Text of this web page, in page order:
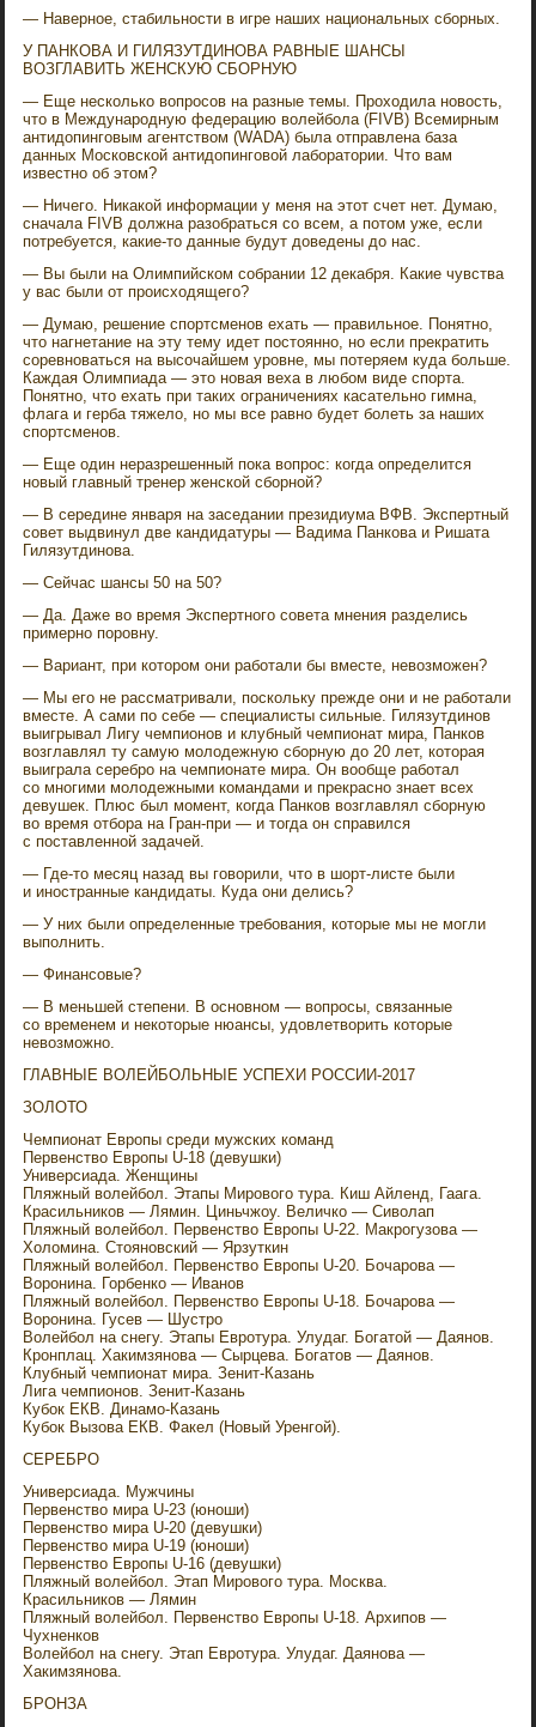
— Наверное, стабильности в игре наших национальных сборных.
У ПАНКОВА И ГИЛЯЗУТДИНОВА РАВНЫЕ ШАНСЫ
ВОЗГЛАВИТЬ ЖЕНСКУЮ СБОРНУЮ
— Еще несколько вопросов на разные темы. Проходила новость,
что в Международную федерацию волейбола (FIVB) Всемирным
антидопинговым агентством (WADA) была отправлена база
данных Московской антидопинговой лаборатории. Что вам
известно об этом?
— Ничего. Никакой информации у меня на этот счет нет. Думаю,
сначала FIVB должна разобраться со всем, а потом уже, если
потребуется, какие-то данные будут доведены до нас.
— Вы были на Олимпийском собрании 12 декабря. Какие чувства
у вас были от происходящего?
— Думаю, решение спортсменов ехать — правильное. Понятно,
что нагнетание на эту тему идет постоянно, но если прекратить
соревноваться на высочайшем уровне, мы потеряем куда больше.
Каждая Олимпиада — это новая веха в любом виде спорта.
Понятно, что ехать при таких ограничениях касательно гимна,
флага и герба тяжело, но мы все равно будет болеть за наших
спортсменов.
— Еще один неразрешенный пока вопрос: когда определится
новый главный тренер женской сборной?
— В середине января на заседании президиума ВФВ. Экспертный
совет выдвинул две кандидатуры — Вадима Панкова и Ришата
Гилязутдинова.
— Сейчас шансы 50 на 50?
— Да. Даже во время Экспертного совета мнения разделись
примерно поровну.
— Вариант, при котором они работали бы вместе, невозможен?
— Мы его не рассматривали, поскольку прежде они и не работали
вместе. А сами по себе — специалисты сильные. Гилязутдинов
выигрывал Лигу чемпионов и клубный чемпионат мира, Панков
возглавлял ту самую молодежную сборную до 20 лет, которая
выиграла серебро на чемпионате мира. Он вообще работал
со многими молодежными командами и прекрасно знает всех
девушек. Плюс был момент, когда Панков возглавлял сборную
во время отбора на Гран-при — и тогда он справился
с поставленной задачей.
— Где-то месяц назад вы говорили, что в шорт-листе были
и иностранные кандидаты. Куда они делись?
— У них были определенные требования, которые мы не могли
выполнить.
— Финансовые?
— В меньшей степени. В основном — вопросы, связанные
со временем и некоторые нюансы, удовлетворить которые
невозможно.
ГЛАВНЫЕ ВОЛЕЙБОЛЬНЫЕ УСПЕХИ РОССИИ-2017
ЗОЛОТО
Чемпионат Европы среди мужских команд
Первенство Европы U-18 (девушки)
Универсиада. Женщины
Пляжный волейбол. Этапы Мирового тура. Киш Айленд, Гаага.
Красильников — Лямин. Циньчжоу. Величко — Сиволап
Пляжный волейбол. Первенство Европы U-22. Макрогузова —
Холомина. Стояновский — Ярзуткин
Пляжный волейбол. Первенство Европы U-20. Бочарова —
Воронина. Горбенко — Иванов
Пляжный волейбол. Первенство Европы U-18. Бочарова —
Воронина. Гусев — Шустро
Волейбол на снегу. Этапы Евротура. Улудаг. Богатой — Даянов.
Кронплац. Хакимзянова — Сырцева. Богатов — Даянов.
Клубный чемпионат мира. Зенит-Казань
Лига чемпионов. Зенит-Казань
Кубок ЕКВ. Динамо-Казань
Кубок Вызова ЕКВ. Факел (Новый Уренгой).
СЕРЕБРО
Универсиада. Мужчины
Первенство мира U-23 (юноши)
Первенство мира U-20 (девушки)
Первенство мира U-19 (юноши)
Первенство Европы U-16 (девушки)
Пляжный волейбол. Этап Мирового тура. Москва.
Красильников — Лямин
Пляжный волейбол. Первенство Европы U-18. Архипов —
Чухненков
Волейбол на снегу. Этап Евротура. Улудаг. Даянова —
Хакимзянова.
БРОНЗА